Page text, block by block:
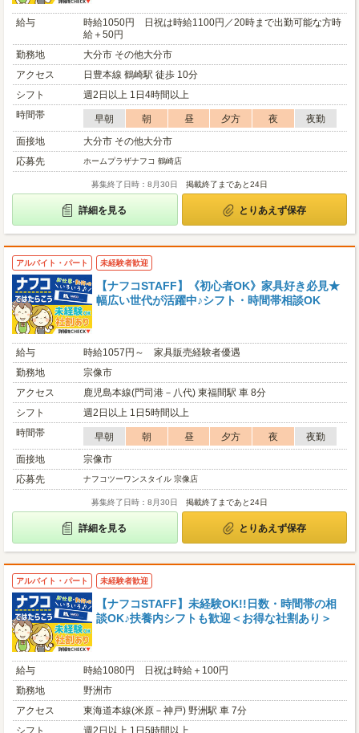
給与
時給1050円 日祝は時給1100円／20時まで出勤可能な方時
給＋50円
勤務地
大分市 その他大分市
アクセス
日豊本線 鶴崎駅 徒歩 10分
シフト
週2日以上 1日4時間以上
時間帯
早朝 朝 昼 夕方 夜
夜勤
面接地
大分市 その他大分市
応募先
ホームプラザナフコ 鶴崎店
募集終了日時：8月30日 掲載終了まであと24日
詳細を見る とりあえず保存
アルバイト・パート 未経験者歓迎
【ナフコSTAFF】《初心者OK》家具好き必見★
幅広い世代が活躍中♪シフト・時間帯相談OK
給与
時給1057円～ 家具販売経験者優遇
勤務地
宗像市
アクセス
鹿児島本線(門司港－八代) 東福間駅 車 8分
シフト
週2日以上 1日5時間以上
時間帯
早朝 朝 昼 夕方 夜
夜勤
面接地
宗像市
応募先
ナフコツーワンスタイル 宗像店
募集終了日時：8月30日 掲載終了まであと24日
詳細を見る とりあえず保存
アルバイト・パート 未経験者歓迎
【ナフコSTAFF】未経験OK!!日数・時間帯の相
談OK♪扶養内シフトも歓迎＜お得な社割あり＞
給与
時給1080円 日祝は時給＋100円
勤務地
野洲市
アクセス
東海道本線(米原－神戸) 野洲駅 車 7分
シフト
週2日以上 1日5時間以上